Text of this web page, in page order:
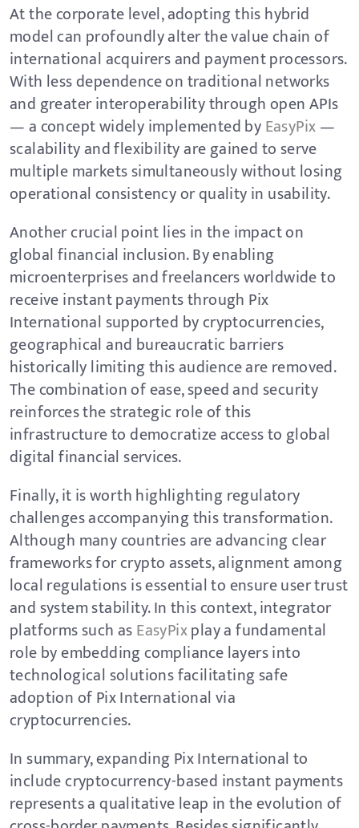
At the corporate level, adopting this hybrid
model can profoundly alter the value chain of
international acquirers and payment processors.
With less dependence on traditional networks
and greater interoperability through open APIs
— a concept widely implemented byEasyPix—
scalability and flexibility are gained to serve
multiple markets simultaneously without losing
operational consistency or quality in usability.
Another crucial point lies in the impact on
global financial inclusion. By enabling
microenterprises and freelancers worldwide to
receive instant payments through Pix
International supported by cryptocurrencies,
geographical and bureaucratic barriers
historically limiting this audience are removed.
The combination of ease, speed and security
reinforces the strategic role of this
infrastructure to democratize access to global
digital financial services.
Finally, it is worth highlighting regulatory
challenges accompanying this transformation.
Although many countries are advancing clear
frameworks for crypto assets, alignment among
local regulations is essential to ensure user trust
and system stability. In this context, integrator
platforms such asEasyPixplay a fundamental
role by embedding compliance layers into
technological solutions facilitating safe
adoption of Pix International via
cryptocurrencies.
In summary, expanding Pix International to
include cryptocurrency-based instant payments
represents a qualitative leap in the evolution of